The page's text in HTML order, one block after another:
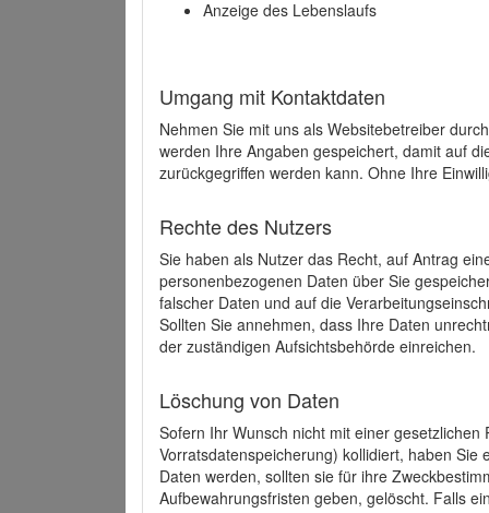
Anzeige des Lebenslaufs
Umgang mit Kontaktdaten
Nehmen Sie mit uns als Websitebetreiber
werden Ihre Angaben gespeichert, damit auf
zurückgegriffen werden kann. Ohne Ihre
Rechte des Nutzers
Sie haben als Nutzer das Recht, auf Antrag
personenbezogenen Daten über Sie
falscher Daten und auf die
Sollten Sie annehmen, dass Ihre Daten
der zuständigen Aufsichtsbehörde einreichen.
Löschung von Daten
Sofern Ihr Wunsch nicht mit einer
Vorratsdatenspeicherung) kollidiert, haben
Daten werden, sollten sie für ihre
Aufbewahrungsfristen geben, gelöscht. Falls